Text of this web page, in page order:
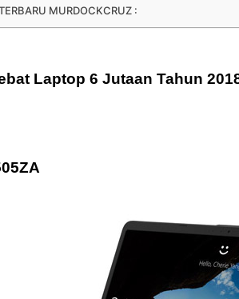
MURDOCKCRUZ :
Laptop 6 Jutaan Tahun